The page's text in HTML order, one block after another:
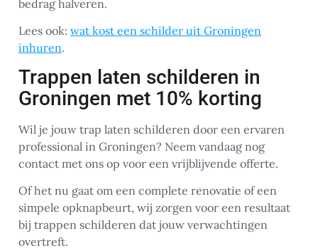
bedrag halveren.
Lees ook: wat kost een schilder uit Groningen
inhuren.
Trappen laten schilderen in
Groningen met 10% korting
Wil je jouw trap laten schilderen door een ervaren
professional in Groningen? Neem vandaag nog
contact met ons op voor een vrijblijvende offerte.
Of het nu gaat om een complete renovatie of een
simpele opknapbeurt, wij zorgen voor een resultaat
bij trappen schilderen dat jouw verwachtingen
overtreft.